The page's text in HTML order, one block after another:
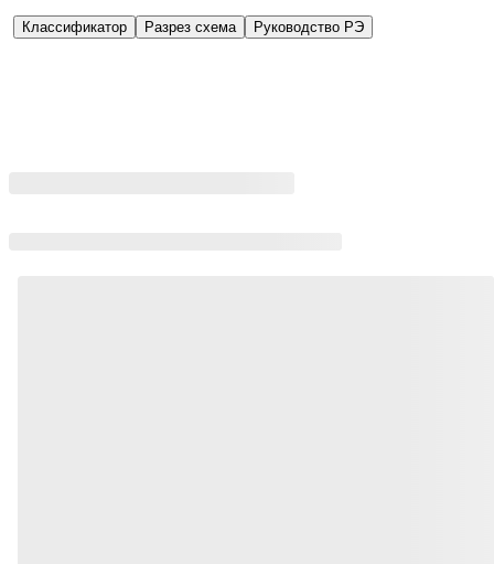
Классификатор Разрез схема Руководство РЭ